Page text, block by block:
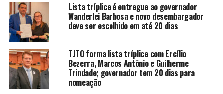
Lista tríplice é entregue ao governador
Wanderlei Barbosa e novo desembargador
deve ser escolhido em até 20 dias
TJTO forma lista tríplice com Ercílio
Bezerra, Marcos Antônio e Guilherme
Trindade; governador tem 20 dias para
nomeação